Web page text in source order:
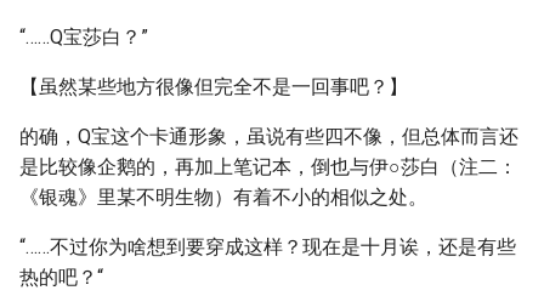
“……Q宝莎白？”
【虽然某些地方很像但完全不是一回事吧？】
的确，Q宝这个卡通形象，虽说有些四不像，但总体而言还
是比较像企鹅的，再加上笔记本，倒也与伊○莎白（注二：
《银魂》里某不明生物）有着不小的相似之处。
“……不过你为啥想到要穿成这样？现在是十月诶，还是有些
热的吧？“